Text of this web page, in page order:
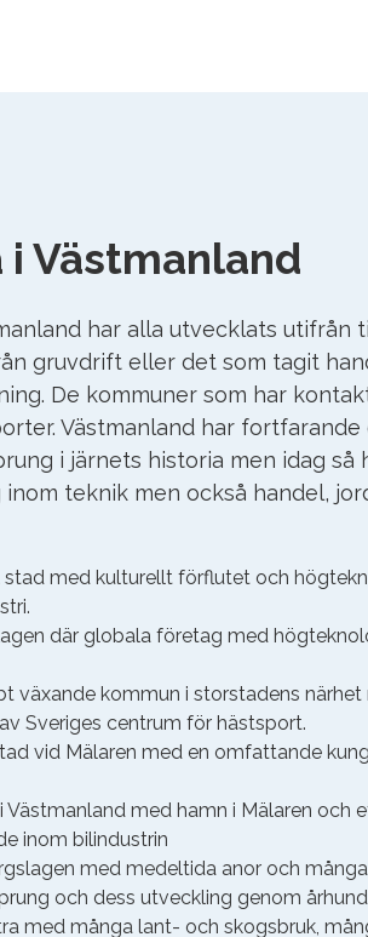
Västmanland
har alla utvecklats utifrån
gruvdrift eller det som tagit
De kommuner som har
Västmanland har
i järnets historia men idag så
teknik men också handel,
stad med kulturellt förflutet och
där globala företag med
växande kommun i storstadens
Sveriges centrum för hästsport.
vid Mälaren med en omfattande
Västmanland med hamn i Mälaren och
inom bilindustrin
med medeltida anor och
och dess utveckling genom
med många lant- och skogsbruk,